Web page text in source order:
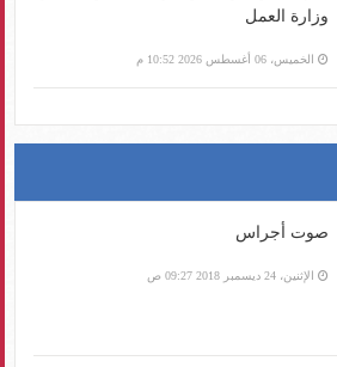
وزارة العمل
الخميس، 06 أغسطس 2026 10:52 م
صوت أجراس
الإثنين، 24 ديسمبر 2018 09:27 ص